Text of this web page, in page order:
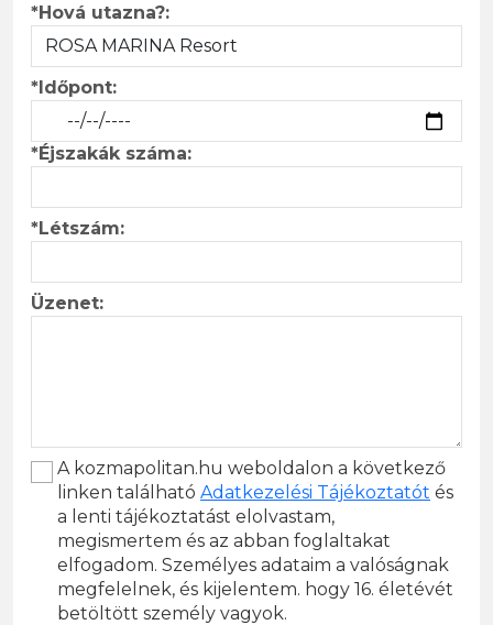
*Hová utazna?:
*Időpont:
*Éjszakák száma:
*Létszám:
Üzenet:
A kozmapolitan.hu weboldalon a következő
linken található Adatkezelési Tájékoztatót és
a lenti tájékoztatást elolvastam,
megismertem és az abban foglaltakat
elfogadom. Személyes adataim a valóságnak
megfelelnek, és kijelentem. hogy 16. életévét
betöltött személy vagyok.